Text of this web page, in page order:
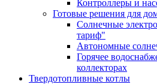
Контроллеры и
Готовые решения для
Солнечные
тариф"
Автономные
Горячее
коллекторах
Твердотопливные котлы